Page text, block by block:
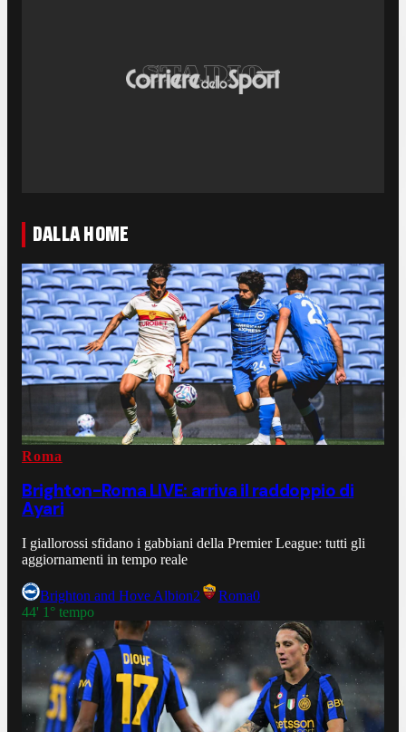
DALLA HOME
Roma
Brighton-Roma LIVE: arriva il raddoppio di
Ayari
I giallorossi sfidano i gabbiani della Premier League: tutti gli
aggiornamenti in tempo reale
Brighton and Hove Albion2 Roma0
44' 1° tempo